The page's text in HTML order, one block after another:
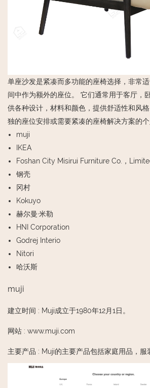
单座沙发是紧凑而多功能的座椅选择，非常
间中作为额外的座位。 它们通常用于客厅，
供各种设计，材料和颜色，提供舒适性和风
独的座位安排或需要紧凑的座椅解决方案的个
muji
IKEA
Foshan City Misirui Furniture Co.，
钢壳
冈村
Kokuyo
赫尔曼·米勒
HNI Corporation
Godrej Interio
Nitori
哈沃斯
muji
建立时间 : Muji成立于1980年12月1日。
网站 : www.muji.com
主要产品 : Muji的主要产品包括家庭用品，服